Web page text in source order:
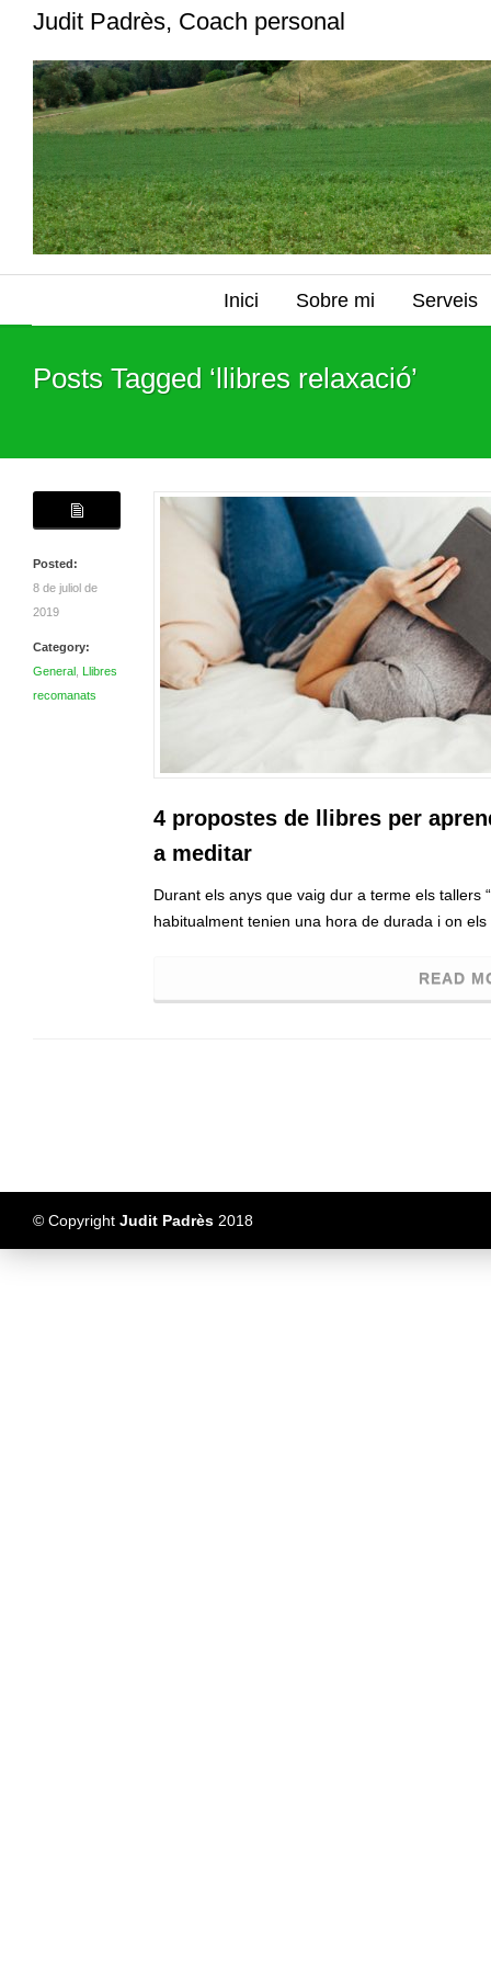
Judit Padrès, Coach personal
Inici Sobre mi Serveis
Posts Tagged ‘llibres relaxació’
Posted:
8 de juliol de
2019
Category:
General
Llibres
recomanats
4 propostes de llibres per
a meditar
Durant els anys que vaig dur a terme els tallers
habitualment tenien una hora de durada i on els
READ
© Copyright Judit Padrès 2018